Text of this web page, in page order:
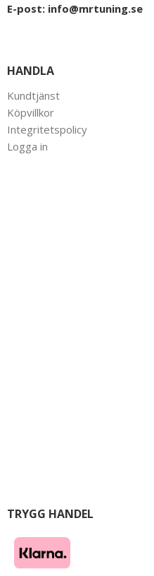
E-post: info@mrtuning.se
HANDLA
Kundtjänst
Köpvillkor
Integritetspolicy
Logga in
TRYGG HANDEL